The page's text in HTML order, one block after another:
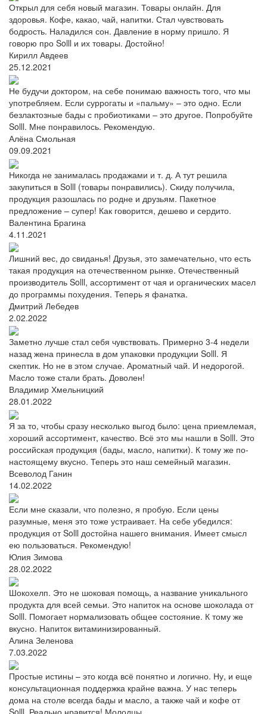
Открыл для себя новый магазин. Товары онлайн. Для
здоровья. Кофе, какао, чай, напитки. Стал чувствовать
бодрость. Наладился сон. Давление в норму пришло. Я
говорю про Solll и их товары. Достойно!
Кирилл Авдеев
25.12.2021
Не будучи доктором, на себе понимаю важность того, что мы
употребляем. Если суррогаты и «пальму» – это одно. Если
безлактозные бады с пробиотиками – это другое. Попробуйте
Solll. Мне понравилось. Рекомендую.
Алёна Смольная
09.09.2021
Никогда не занималась продажами и т. д. А тут решила
закупиться в Solll (товары понравились). Скиду получила,
продукция разошлась по родне и друзьям. Пакетное
предложение – супер! Как говорится, дешево и сердито.
Валентина Брагина
4.11.2021
Лишний вес, до свиданья! Друзья, это замечательно, что есть
такая продукция на отечественном рынке. Отечественный
производитель Solll, ассортимент от чая и органических масел
до программы похудения. Теперь я фанатка.
Дмитрий Лебедев
2.02.2022
Заметно лучше стал себя чувствовать. Примерно 3-4 недели
назад жена принесла в дом упаковки продукции Solll. Я
скептик. Но не в этом случае. Ароматный чай. И недорогой.
Масло тоже стали брать. Доволен!
Владимир Хмельницкий
28.01.2022
Я за то, чтобы сразу несколько выгод было: цена приемлемая,
хороший ассортимент, качество. Всё это мы нашли в Solll. Это
российская продукция (бады, масло, напитки). К тому же по-
настоящему вкусно. Теперь это наш семейный магазин.
Всеволод Ганин
14.02.2022
Если мне сказали, что полезно, я пробую. Если цены
разумные, меня это тоже устраивает. На себе убедился:
продукция от Solll достойна нашего внимания. Имеет смысл
ею пользоваться. Рекомендую!
Юлия Зимова
28.02.2022
Шокохелп. Это не шоковая помощь, а название уникального
продукта для всей семьи. Это напиток на основе шоколада от
Solll. Помогает нормализовать общее состояние. К тому же
вкусно. Напиток витаминизированный.
Алина Зеленова
7.03.2022
Простые истины – это когда всё понятно и логично. Ну, и еще
консультационная поддержка крайне важна. У нас теперь
дома на столе всегда бады и масло, а также чай и кофе от